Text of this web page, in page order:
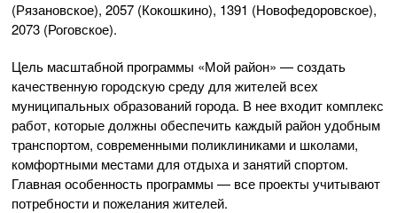
(Рязановское), 2057 (Кокошкино), 1391 (Новофедоровское),
2073 (Роговское).
Цель масштабной программы «Мой район» — создать
качественную городскую среду для жителей всех
муниципальных образований города. В нее входит комплекс
работ, которые должны обеспечить каждый район удобным
транспортом, современными поликлиниками и школами,
комфортными местами для отдыха и занятий спортом.
Главная особенность программы — все проекты учитывают
потребности и пожелания жителей.